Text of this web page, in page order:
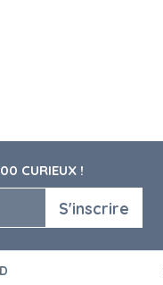
CURIEUX !
S'inscrire